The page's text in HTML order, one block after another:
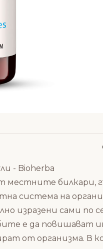
- Bioherba
местните
система на
изразени сами по
е да повишават
от организма.